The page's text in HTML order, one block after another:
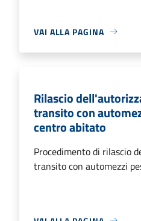
VAI ALLA PAGINA
Rilascio
transito con
centro abitato
Procedimento di rilascio
transito con automezzi